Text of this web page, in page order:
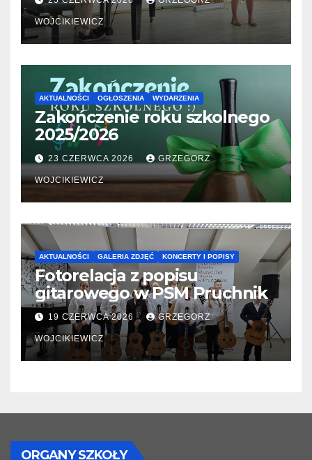
WOJCIKIEWICZ
AKTUALNOŚCI OGŁOSZENIA WYDARZENIA
Zakończenie roku szkolnego
2025/2026
23 CZERWCA 2026 GRZEGORZ
WOJCIKIEWICZ
AKTUALNOŚCI GALERIA ZDJĘĆ KONCERTY I POPISY
Fotorelacja z popisu
gitarowego w PSM Pruchnik
19 CZERWCA 2026 GRZEGORZ
WOJCIKIEWICZ
ORGANY SZKOŁY